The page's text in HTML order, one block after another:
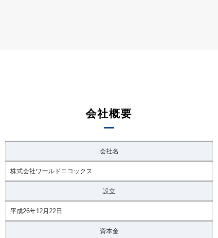
会社概要
会社名
株式会社ワールドエコックス
設立
平成26年12月22日
資本金